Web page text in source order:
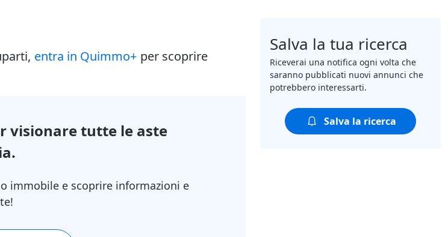
entra in Quimmo+ per scoprire
visionare tutte le aste
immobile e scoprire informazioni e
Salva la tua ricerca
Riceverai una notifica ogni volta che
saranno pubblicati nuovi annunci che
potrebbero interessarti.
Salva la ricerca